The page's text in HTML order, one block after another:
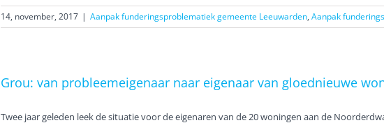
14, november, 2017 | Aanpak funderingsproblematiek gemeente Leeuwarden, Aanpak
Grou: van probleemeigenaar naar eigenaar van gloednieuwe
Twee jaar geleden leek de situatie voor de eigenaren van de 20 woningen aan de